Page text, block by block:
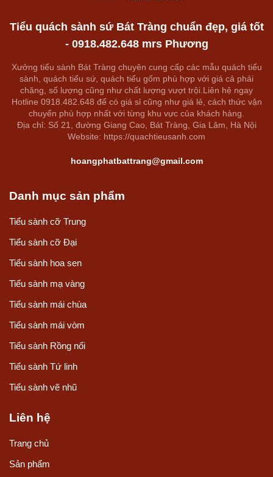
Quý khách bấm để chat với chuyên gia
Kích thước tiểu quách mái vòm
Vỏ quách: Dài 63cm, Rộng 37cm, Cao 35cm
Vỏ tiểu: Dài 53cm, Rộng 26cm, Cao 27cm
Tiểu quách mái vòm cỡ đại
Tiểu quách sành sứ Bát Tràng chuẩn đẹp, giá tốt
- 0918.482.648 mrs Phương
Xưởng tiểu sành Bát Tràng chuyên cung cấp các mẫu quách tiểu
sành, quách tiểu sứ, quách tiểu gốm phù hợp với giá cả phải
chăng, số lượng cũng như chất lượng vượt trội.Liên hệ ngay
Hotline 0918.482.648 để có giá sỉ cũng như giá lẻ, cách thức vận
chuyển phù hợp nhất với từng khu vực của khách hàng.
Địa chỉ: Số 21, đường Giang Cao, Bát Tràng, Gia Lâm, Hà Nội
Website: https://quachtieusanh.com
hoangphatbattrang@gmail.com
Danh mục sản phẩm
Tiểu sành cỡ Trung
Tiểu sành cỡ Đại
Tiểu sành hoa sen
Tiểu sành mạ vàng
Tiểu sành mái chùa
Tiểu sành mái vòm
Tiểu sành Rồng nổi
Tiểu sành Tứ linh
Tiểu sành vẽ nhũ
Liên hệ
Trang chủ
Sản phẩm